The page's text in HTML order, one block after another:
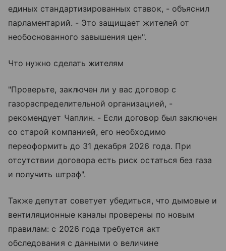
единых стандартизированных ставок, - объяснил
парламентарий. - Это защищает жителей от
необоснованного завышения цен".
Что нужно сделать жителям
"Проверьте, заключен ли у вас договор с
газораспределительной организацией, -
рекомендует Чаплин. - Если договор был заключен
со старой компанией, его необходимо
переоформить до 31 декабря 2026 года. При
отсутствии договора есть риск остаться без газа
и получить штраф".
Также депутат советует убедиться, что дымовые и
вентиляционные каналы проверены по новым
правилам: с 2026 года требуется акт
обследования с данными о величине